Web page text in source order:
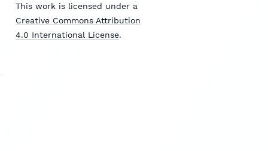
This work is licensed under a
Creative Commons Attribution
4.0 International License.